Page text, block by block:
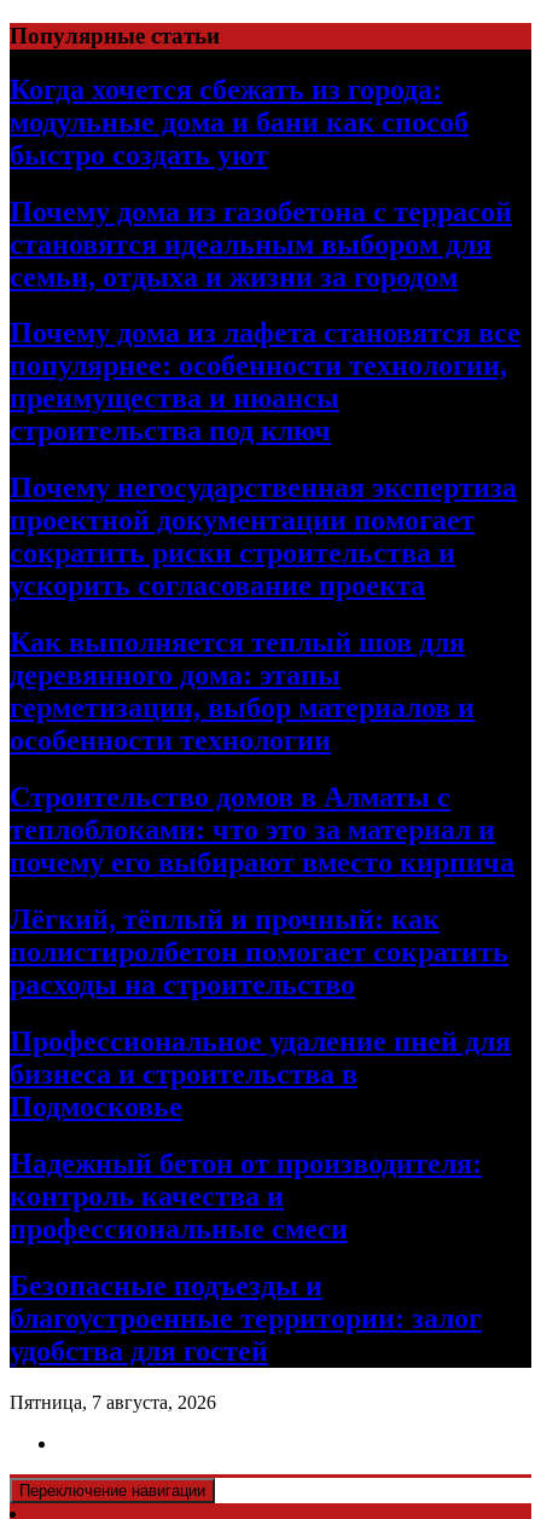
Перейти
к
содержимому
Популярные статьи
Когда хочется сбежать из города:
модульные дома и бани как способ
быстро создать уют
Почему дома из газобетона с террасой
становятся идеальным выбором для
семьи, отдыха и жизни за городом
Почему дома из лафета становятся все
популярнее: особенности технологии,
преимущества и нюансы
строительства под ключ
Почему негосударственная экспертиза
проектной документации помогает
сократить риски строительства и
ускорить согласование проекта
Как выполняется теплый шов для
деревянного дома: этапы
герметизации, выбор материалов и
особенности технологии
Строительство домов в Алматы с
теплоблоками: что это за материал и
почему его выбирают вместо кирпича
Лёгкий, тёплый и прочный: как
полистиролбетон помогает сократить
расходы на строительство
Профессиональное удаление пней для
бизнеса и строительства в
Подмосковье
Надежный бетон от производителя:
контроль качества и
профессиональные смеси
Безопасные подъезды и
благоустроенные территории: залог
удобства для гостей
Пятница, 7 августа, 2026
Переключение навигации